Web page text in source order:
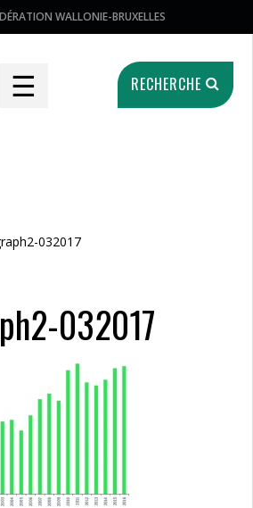
WALLONIE-BRUXELLES
☰ RECHERCHE
032017
032017